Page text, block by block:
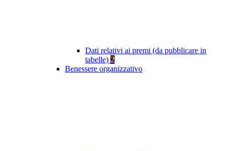
Dati relativi ai premi (da pubblicare in
tabelle) 2
Benessere organizzativo